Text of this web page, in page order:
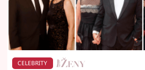
CELEBRITY